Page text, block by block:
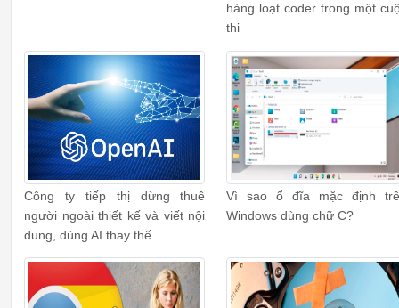
hàng loạt coder trong một
thi
Công ty tiếp thị dừng thuê
người ngoài thiết kế và viết nội
dung, dùng AI thay thế
Vì sao ổ đĩa mặc định
Windows dùng chữ C?